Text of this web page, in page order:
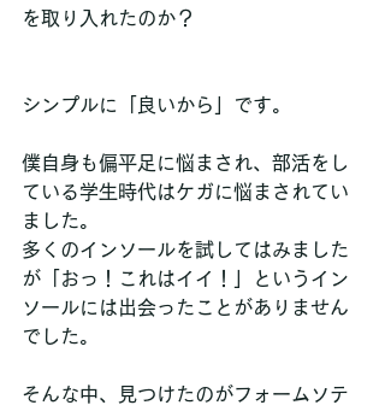
を取り入れたのか？
シンプルに「良いから」です。
僕自身も偏平足に悩まされ、部活をし
ている学生時代はケガに悩まされてい
ました。
多くのインソールを試してはみました
が「おっ！これはイイ！」というイン
ソールには出会ったことがありません
でした。
そんな中、見つけたのがフォームソテ